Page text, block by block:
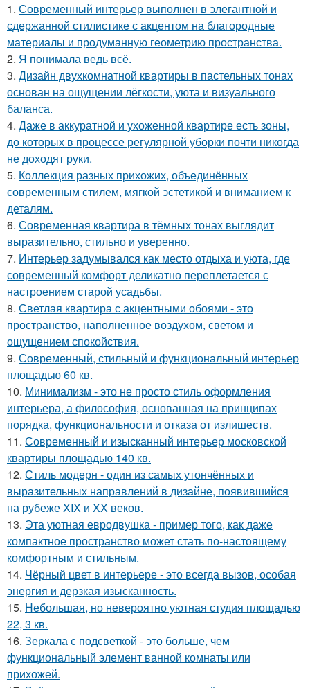
1. Современный интерьер выполнен в элегантной и
сдержанной стилистике с акцентом на благородные
материалы и продуманную геометрию пространства.
2. Я понимала ведь всё.
3. Дизайн двухкомнатной квартиры в пастельных тонах
основан на ощущении лёгкости, уюта и визуального
баланса.
4. Даже в аккуратной и ухоженной квартире есть зоны,
до которых в процессе регулярной уборки почти никогда
не доходят руки.
5. Коллекция разных прихожих, объединённых
современным стилем, мягкой эстетикой и вниманием к
деталям.
6. Современная квартира в тёмных тонах выглядит
выразительно, стильно и уверенно.
7. Интерьер задумывался как место отдыха и уюта, где
современный комфорт деликатно переплетается с
настроением старой усадьбы.
8. Светлая квартира с акцентными обоями - это
пространство, наполненное воздухом, светом и
ощущением спокойствия.
9. Современный, стильный и функциональный интерьер
площадью 60 кв.
10. Минимализм - это не просто стиль оформления
интерьера, а философия, основанная на принципах
порядка, функциональности и отказа от излишеств.
11. Современный и изысканный интерьер московской
квартиры площадью 140 кв.
12. Стиль модерн - один из самых утончённых и
выразительных направлений в дизайне, появившийся
на рубеже XIX и XX веков.
13. Эта уютная евродвушка - пример того, как даже
компактное пространство может стать по-настоящему
комфортным и стильным.
14. Чёрный цвет в интерьере - это всегда вызов, особая
энергия и дерзкая изысканность.
15. Небольшая, но невероятно уютная студия площадью
22, 3 кв.
16. Зеркала с подсветкой - это больше, чем
функциональный элемент ванной комнаты или
прихожей.